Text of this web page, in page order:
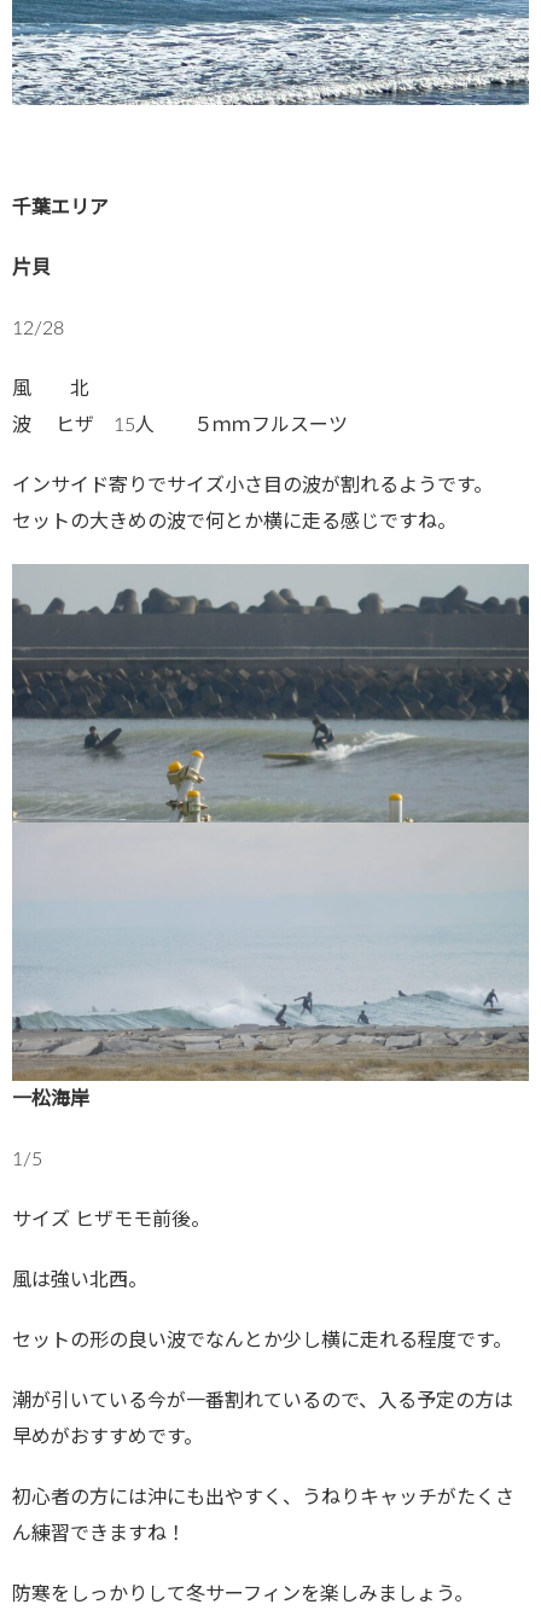
千葉エリア
片貝
12/28
風 北
波 ヒザ 15人 ５ｍｍフルスーツ
インサイド寄りでサイズ小さ目の波が割れるようです。
セットの大きめの波で何とか横に走る感じですね。
一松海岸
1/5
サイズ ヒザモモ前後。
風は強い北西。
セットの形の良い波でなんとか少し横に走れる程度です。
潮が引いている今が一番割れているので、入る予定の方は
早めがおすすめです。
初心者の方には沖にも出やすく、うねりキャッチがたくさ
ん練習できますね！
防寒をしっかりして冬サーフィンを楽しみましょう。